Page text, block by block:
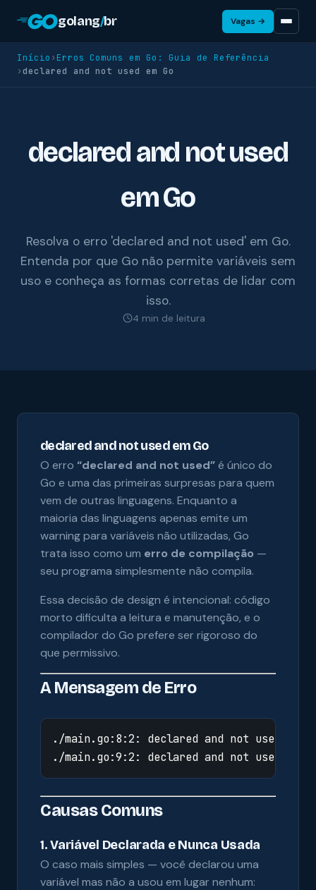
golang/br Vagas →
Início › Erros Comuns em Go: Guia de Referência
›declared and not used em Go
declared and not used
em Go
Resolva o erro 'declared and not used' em Go.
Entenda por que Go não permite variáveis sem
uso e conheça as formas corretas de lidar com
isso.
4 min de leitura
declared and not used em Go
O erro “declared and not used”é único do
Go e uma das primeiras surpresas para quem
vem de outras linguagens. Enquanto a
maioria das linguagens apenas emite um
warning para variáveis não utilizadas, Go
trata isso como um erro de compilação —
seu programa simplesmente não compila.
Essa decisão de design é intencional: código
morto dificulta a leitura e manutenção, e o
compilador do Go prefere ser rigoroso do
que permissivo.
A Mensagem de Erro
Causas Comuns
1. Variável Declarada e Nunca Usada
O caso mais simples — você declarou uma
variável mas não a usou em lugar nenhum: